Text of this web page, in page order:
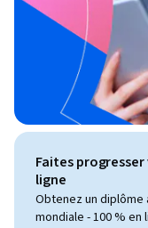
Faites
ligne
Obtenez un diplôme
mondiale - 100 % en